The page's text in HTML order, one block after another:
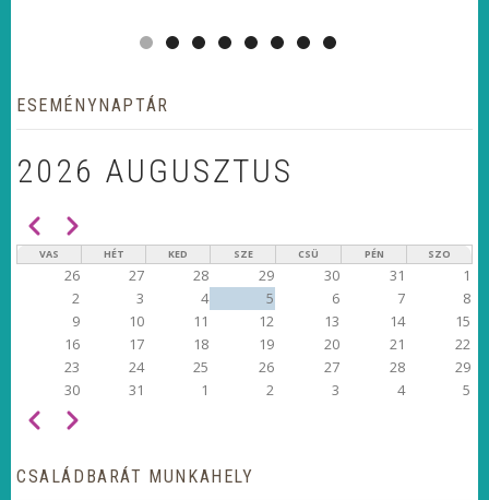
ESEMÉNYNAPTÁR
2026 AUGUSZTUS
OLDALSZÁMOZÁS
Előző Következő
VAS HÉT KED SZE CSÜ PÉN SZO
26 27 28 29 30 31
1
2
3 4 5 6 7
8
9
10 11 12 13 14
15
16
17 18 19 20 21
22
23
24 25 26 27 28
29
30
31 1 2 3 4 5
OLDALSZÁMOZÁS
Előző Következő
CSALÁDBARÁT MUNKAHELY